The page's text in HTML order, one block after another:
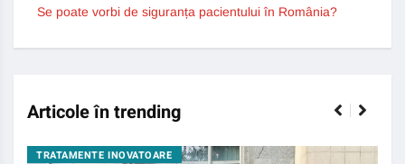
Se poate vorbi de siguranța pacientului în România?
Articole în trending
TRATAMENTE INOVATOARE